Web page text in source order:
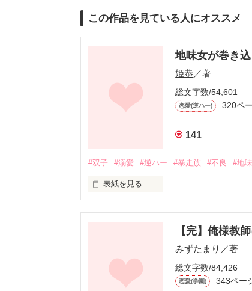
この作品を見ている人にオススメ
地味女が巻き
姫恭 ／著
総文字数/54,601
恋愛(逆ハー) 320ペ
141
#双子 #溺愛 #逆ハー #暴走族 #不良 #地
表紙を見る
最強でクールな彼。
【完】俺様教
みずたまり ／著
総文字数/84,426
恋愛(学園) 343ペー